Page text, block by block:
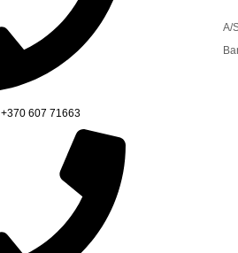
+370 607 71663
A/